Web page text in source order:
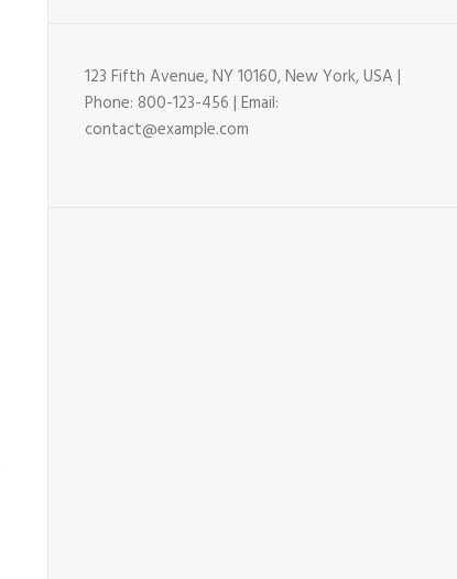
123 Fifth Avenue, NY 10160, New York, USA |
Phone: 800-123-456 | Email:
contact@example.com